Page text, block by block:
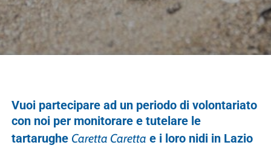
Vuoi partecipare ad un periodo di volontariato
con noi per monitorare e tutelare le
tartarughe Caretta Caretta e i loro nidi in Lazio